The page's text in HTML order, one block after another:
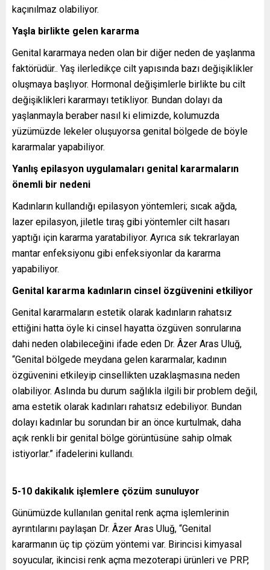
kaçınılmaz olabiliyor.
Yaşla birlikte gelen kararma
Genital kararmaya neden olan bir diğer neden de yaşlanma
faktörüdür.. Yaş ilerledikçe cilt yapısında bazı değişiklikler
oluşmaya başlıyor. Hormonal değişimlerle birlikte bu cilt
değişiklikleri kararmayı tetikliyor. Bundan dolayı da
yaşlanmayla beraber nasıl ki elimizde, kolumuzda
yüzümüzde lekeler oluşuyorsa genital bölgede de böyle
kararmalar yapabiliyor.
Yanlış epilasyon uygulamaları genital kararmaların
önemli bir nedeni
Kadınların kullandığı epilasyon yöntemleri; sıcak ağda,
lazer epilasyon, jiletle tıraş gibi yöntemler cilt hasarı
yaptığı için kararma yaratabiliyor. Ayrıca sık tekrarlayan
mantar enfeksiyonu gibi enfeksiyonlar da kararma
yapabiliyor.
Genital kararma kadınların cinsel özgüvenini etkiliyor
Genital kararmaların estetik olarak kadınların rahatsız
ettiğini hatta öyle ki cinsel hayatta özgüven sonrularına
dahi neden olabileceğini ifade eden Dr. Âzer Aras Uluğ,
“Genital bölgede meydana gelen kararmalar, kadının
özgüvenini etkileyip cinsellikten uzaklaşmasına neden
olabiliyor. Aslında bu durum sağlıkla ilgili bir problem değil,
ama estetik olarak kadınları rahatsız edebiliyor. Bundan
dolayı kadınlar bu sorundan bir an önce kurtulmak, daha
açık renkli bir genital bölge görüntüsüne sahip olmak
istiyorlar.” ifadelerini kullandı.
5-10 dakikalık işlemlere çözüm sunuluyor
Günümüzde kullanılan genital renk açma işlemlerinin
ayrıntılarını paylaşan Dr. Âzer Aras Uluğ, “Genital
kararmanın üç tip çözüm yöntemi var. Birincisi kimyasal
soyucular, ikincisi renk açma mezoterapi ürünleri ve PRP,